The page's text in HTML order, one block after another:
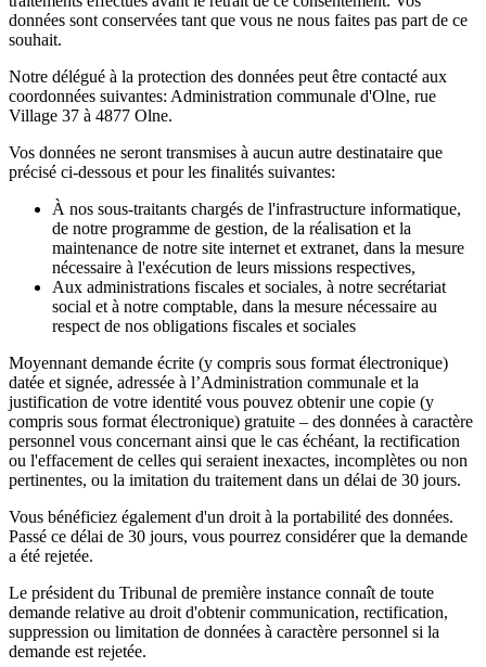
données sont conservées tant que vous ne nous faites pas part de ce
souhait.
Notre délégué à la protection des données peut être contacté aux
coordonnées suivantes: Administration communale d'Olne, rue
Village 37 à 4877 Olne.
Vos données ne seront transmises à aucun autre destinataire que
précisé ci-dessous et pour les finalités suivantes:
À nos sous-traitants chargés de l'infrastructure informatique,
de notre programme de gestion, de la réalisation et la
maintenance de notre site internet et extranet, dans la mesure
nécessaire à l'exécution de leurs missions respectives,
Aux administrations fiscales et sociales, à notre secrétariat
social et à notre comptable, dans la mesure nécessaire au
respect de nos obligations fiscales et sociales
Moyennant demande écrite (y compris sous format électronique)
datée et signée, adressée à l’Administration communale et la
justification de votre identité vous pouvez obtenir une copie (y
compris sous format électronique) gratuite – des données à caractère
personnel vous concernant ainsi que le cas échéant, la rectification
ou l'effacement de celles qui seraient inexactes, incomplètes ou non
pertinentes, ou la imitation du traitement dans un délai de 30 jours.
Vous bénéficiez également d'un droit à la portabilité des données.
Passé ce délai de 30 jours, vous pourrez considérer que la demande
a été rejetée.
Le président du Tribunal de première instance connaît de toute
demande relative au droit d'obtenir communication, rectification,
suppression ou limitation de données à caractère personnel si la
demande est rejetée.